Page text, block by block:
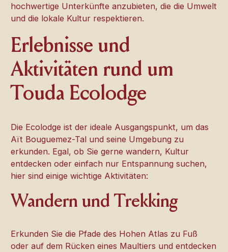
hochwertige Unterkünfte anzubieten, die die Umwelt
und die lokale Kultur respektieren.
Erlebnisse und
Aktivitäten rund um
Touda Ecolodge
Die Ecolodge ist der ideale Ausgangspunkt, um das
Aït Bouguemez-Tal und seine Umgebung zu
erkunden. Egal, ob Sie gerne wandern, Kultur
entdecken oder einfach nur Entspannung suchen,
hier sind einige wichtige Aktivitäten:
Wandern und Trekking
Erkunden Sie die Pfade des Hohen Atlas zu Fuß
oder auf dem Rücken eines Maultiers und entdecken